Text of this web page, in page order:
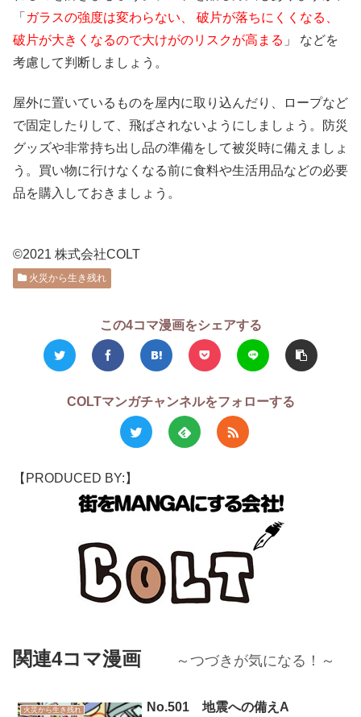
「 ガラスの強度は変わらない、 破片が落ちにくくなる、
破片が大きくなるので大けがのリスクが高まる 」 などを
考慮して判断しましょう。
屋外に置いているものを屋内に取り込んだり、ロープなど
で固定したりして、飛ばされないようにしましょう。防災
グッズや非常持ち出し品の準備をして被災時に備えましょ
う。買い物に行けなくなる前に食料や生活用品などの必要
品を購入しておきましょう。
©2021 株式会社COLT
火災から生き残れ
この4コマ漫画をシェアする
COLTマンガチャンネルをフォローする
【PRODUCED BY:】
関連4コマ漫画 ～つづきが気になる！～
火災から生き残れ No.501 地震への備えA